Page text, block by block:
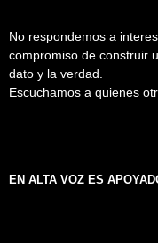
No respondemos a
compromiso de construir
dato y la verdad.
Escuchamos a quienes
EN ALTA VOZ ES